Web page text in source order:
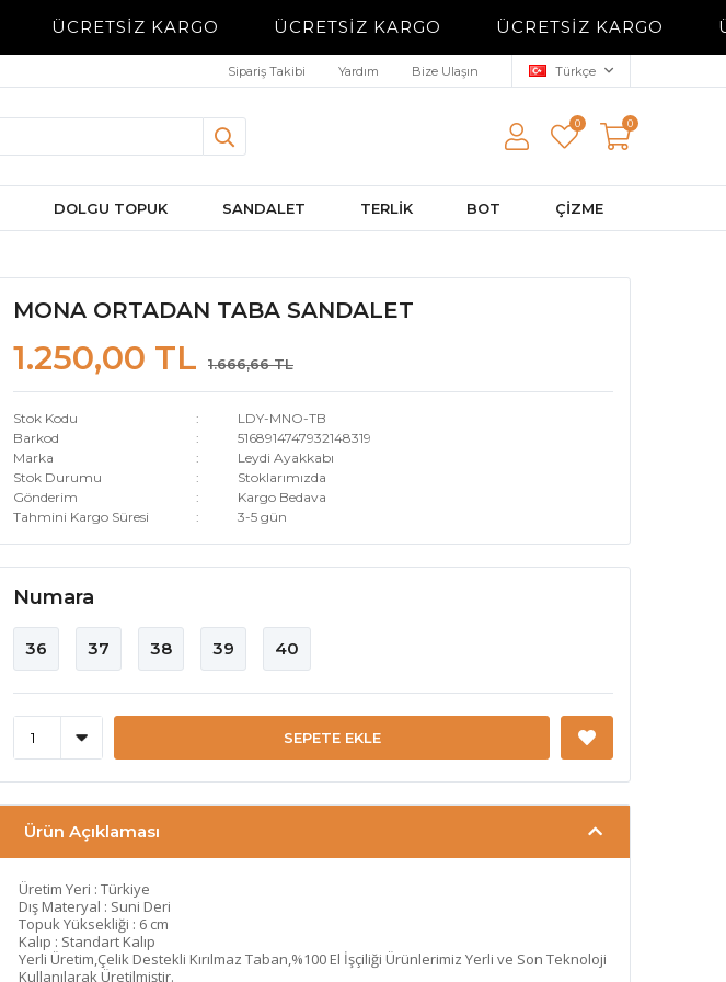
ÜCRETSİZ KARGO ÜCRETSİZ KARGO ÜCRETSİZ KARGO
Sipariş Takibi Yardım Bize Ulaşın Türkçe
0 0
DOLGU TOPUK SANDALET TERLİK BOT ÇİZME
MONA ORTADAN TABA SANDALET
1.250,00 TL 1.666,66 TL
Stok Kodu
LDY-MNO-TB
Barkod
5168914747932148319
Marka
Leydi Ayakkabı
Stok Durumu
Stoklarımızda
Gönderim
Kargo Bedava
Tahmini Kargo Süresi
3-5 gün
Numara
36 37 38 39 40
SEPETE EKLE
Ürün Açıklaması
Üretim Yeri : Türkiye
Dış Materyal : Suni Deri
Topuk Yüksekliği : 6 cm
Kalıp : Standart Kalıp
Yerli Üretim,Çelik Destekli Kırılmaz Taban,%100 El İşçiliği Ürünlerimiz Yerli ve Son Teknoloji
Kullanılarak Üretilmiştir.